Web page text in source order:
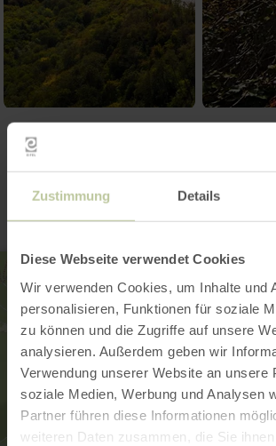
Zustimmung Details
Diese Webseite verwendet Cookies
Wir verwenden Cookies, um Inhalte und
personalisieren, Funktionen für soziale
zu können und die Zugriffe auf unsere
analysieren. Außerdem geben wir
Verwendung unserer Website an unsere
soziale Medien, Werbung und Analysen
Partner führen diese Informationen
weiteren Daten zusammen, die Sie
Kontakt